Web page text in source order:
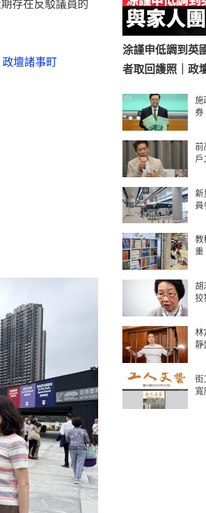
存在反駁議員的
壇諸事町
涂謹申低調到
者取回護照｜政
施
券
前
新
教
重
胡
狡
林
靜
街